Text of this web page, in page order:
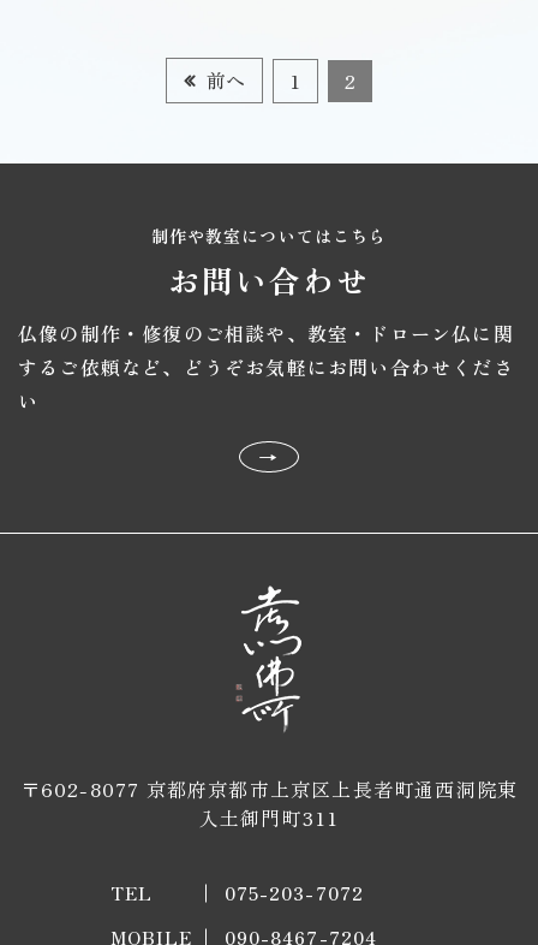
前へ 1 2
制作や教室についてはこちら
お問い合わせ
仏像の制作・修復のご相談や、教室・ドローン仏に関
するご依頼など、
どうぞお気軽にお問い合わせくださ
い
→
〒602-8077 京都府京都市上京区上長者町通西洞院東
入土御門町311
TEL
075-203-7072
MOBILE
090-8467-7204